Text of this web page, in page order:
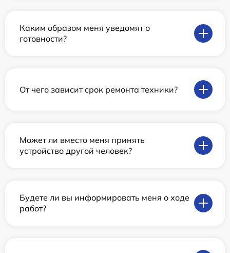
Каким образом меня уведомят о
готовности?
От чего зависит срок ремонта техники?
Может ли вместо меня принять
устройство другой человек?
Будете ли вы информировать меня о ходе
работ?